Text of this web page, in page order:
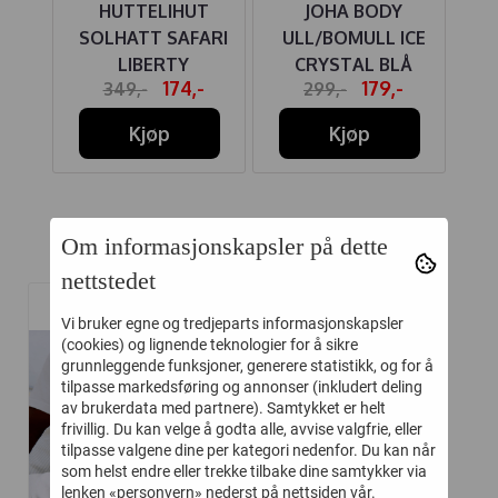
HUTTELIHUT
SOLHATT SAFARI
LIBERTY
CAPELMUSTARD
349,-
174,-
Kjøp
JOHA BODY
ULL/BOMULL ICE
CRYSTAL BLÅ
299,-
179,-
Kjøp
Relaterte produkter
-45%
Om informasjonskapsler på dette
nettstedet
Vi bruker egne og tredjeparts informasjonskapsler
(cookies) og lignende teknologier for å sikre
grunnleggende funksjoner, generere statistikk, og for å
tilpasse markedsføring og annonser (inkludert deling
av brukerdata med partnere). Samtykket er helt
frivillig. Du kan velge å godta alle, avvise valgfrie, eller
tilpasse valgene dine per kategori nedenfor. Du kan når
som helst endre eller trekke tilbake dine samtykker via
lenken «personvern» nederst på nettsiden vår.